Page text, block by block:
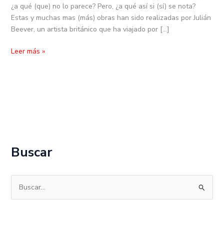
¿a qué (que) no lo parece? Pero, ¿a qué así si (sí) se nota?
Estas y muchas mas (más) obras han sido realizadas por Julián
Beever, un artista británico que ha viajado por […]
Leer más »
Buscar
u